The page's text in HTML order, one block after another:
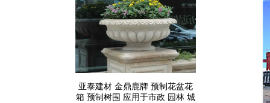
亚泰建材 金鼎鹿牌 预制花盆花
箱 预制树围 应用于市政 园林 城